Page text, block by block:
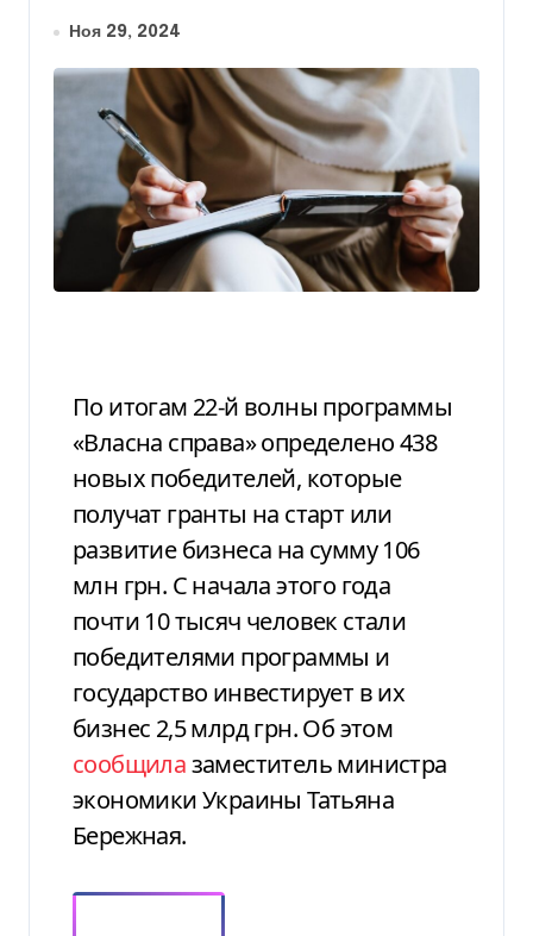
Ноя 29, 2024
По итогам 22-й волны программы
«Власна справа» определено 438
новых победителей, которые
получат гранты на старт или
развитие бизнеса на сумму 106
млн грн. С начала этого года
почти 10 тысяч человек стали
победителями программы и
государство инвестирует в их
бизнес 2,5 млрд грн. Об этом
сообщилазаместитель министра
экономики Украины Татьяна
Бережная.